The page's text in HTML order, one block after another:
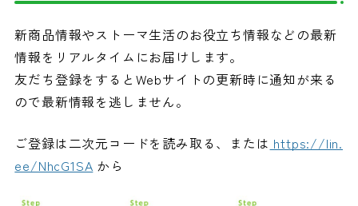
新商品情報やストーマ生活のお役立ち情報などの最新
情報をリアルタイムにお届けします。
友だち登録をするとWebサイトの更新時に通知が来る
ので最新情報を逃しません。
ご登録は二次元コードを読み取る、または https://lin.
ee/NhcG1SA から